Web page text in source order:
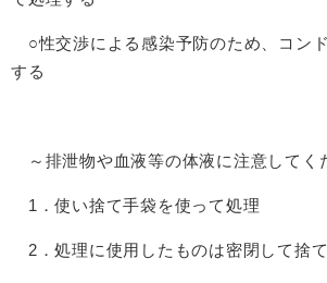
○性交渉による感染予防のため、コン
する
～排泄物や血液等の体液に注意してく
1．使い捨て手袋を使って処理
2．処理に使用したものは密閉して捨